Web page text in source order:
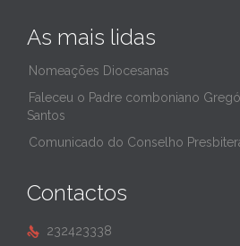
As mais lidas
Nomeações Diocesanas
Faleceu o Padre comboniano
Santos
Comunicado do Conselho
Contactos
 232423338